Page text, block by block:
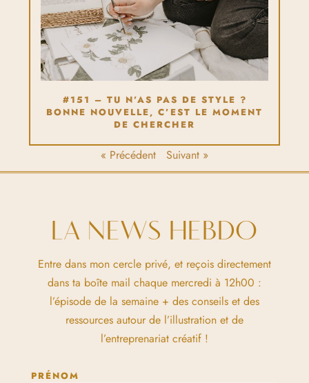
#151 – TU N’AS PAS DE STYLE ?
BONNE NOUVELLE, C’EST LE MOMENT
DE CHERCHER
« Précédent Suivant »
LA NEWS HEBDO
Entre dans mon cercle privé, et reçois directement
dans ta boîte mail chaque mercredi à 12h00 :
l’épisode de la semaine + des conseils et des
ressources autour de l’illustration et de
l’entreprenariat créatif !
PRÉNOM